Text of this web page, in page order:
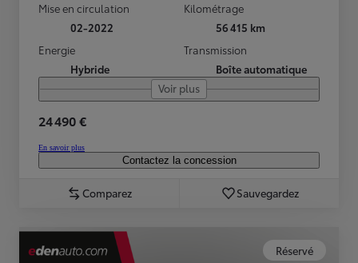
Mise en circulation
02-2022
Kilométrage
56 415 km
Energie
Hybride
Transmission
Boîte automatique
Voir plus
24 490 €
En savoir plus
Contactez la concession
Comparez Sauvegardez
Réservé